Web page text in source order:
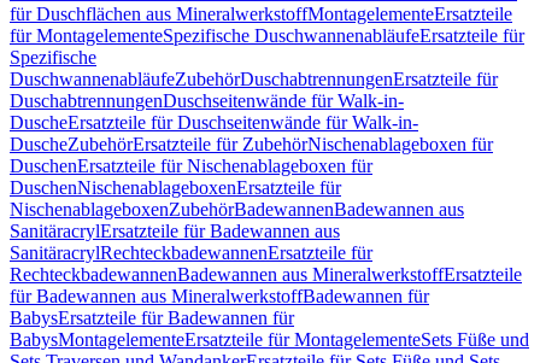
für Duschflächen aus MineralwerkstoffMontagelementeErsatzteile
für MontagelementeSpezifische DuschwannenabläufeErsatzteile für
Spezifische
DuschwannenabläufeZubehörDuschabtrennungenErsatzteile für
DuschabtrennungenDuschseitenwände für Walk-in-
DuscheErsatzteile für Duschseitenwände für Walk-in-
DuscheZubehörErsatzteile für ZubehörNischenablageboxen für
DuschenErsatzteile für Nischenablageboxen für
DuschenNischenablageboxenErsatzteile für
NischenablageboxenZubehörBadewannenBadewannen aus
SanitäracrylErsatzteile für Badewannen aus
SanitäracrylRechteckbadewannenErsatzteile für
RechteckbadewannenBadewannen aus MineralwerkstoffErsatzteile
für Badewannen aus MineralwerkstoffBadewannen für
BabysErsatzteile für Badewannen für
BabysMontagelementeErsatzteile für MontagelementeSets Füße und